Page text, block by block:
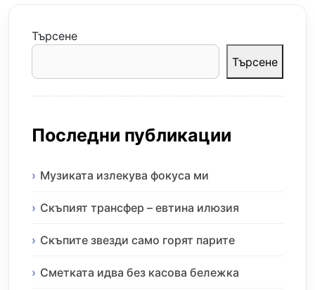
Търсене
Търсене
Последни публикации
Музиката излекува фокуса ми
Скъпият трансфер – евтина илюзия
Скъпите звезди само горят парите
Сметката идва без касова бележка